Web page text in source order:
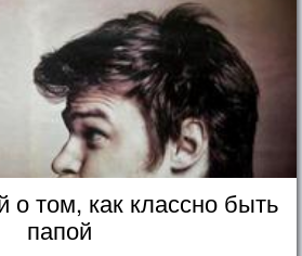
о том, как классно быть
папой